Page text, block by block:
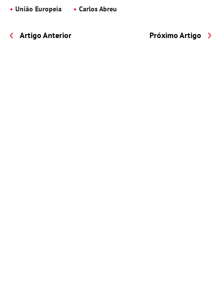
União Europeia Carlos Abreu
Artigo Anterior Próximo Artigo